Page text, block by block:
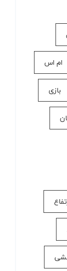
ام اس
بازی